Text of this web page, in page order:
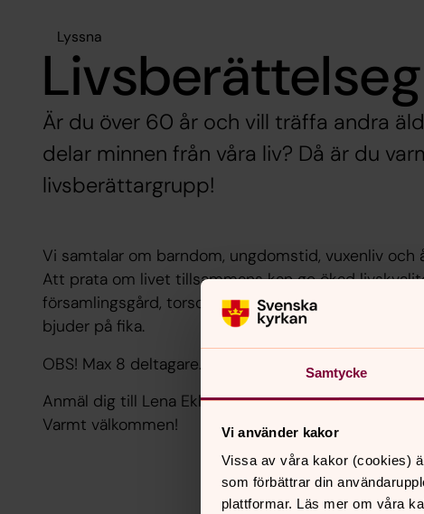
Samtycke
Vi använder kakor
Vissa av våra kakor (cookies)
som förbättrar din
plattformar. Läs mer om våra
Lyssna
Är du över 60 år och vill träffa andra
delar minnen från våra liv? Då är du
livsberättargrupp!
Vi samtalar om barndom, ungdomstid, vuxenliv
Att prata om livet tillsammans kan ge ökad
församlingsgård, torsdagar varje vecka kl 13-15, 10
bjuder på fika.
OBS! Max 8 deltagare.
Anmäl dig till Lena Eklund, tfn 0933- 143 07 eller
Varmt välkommen!